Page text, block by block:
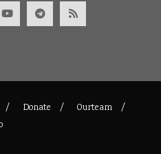
Donate
Ourteam